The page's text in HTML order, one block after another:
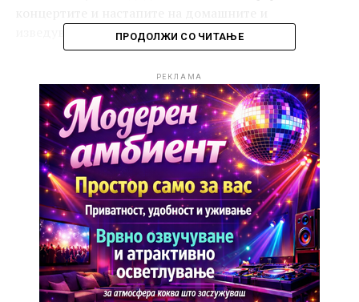
изведувачите од надвор.
РЕКЛАМА
ПРОДОЛЖИ СО ЧИТАЊЕ
РЕКЛАМА